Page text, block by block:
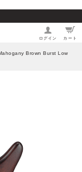
ログイン カート
Brown Burst Low